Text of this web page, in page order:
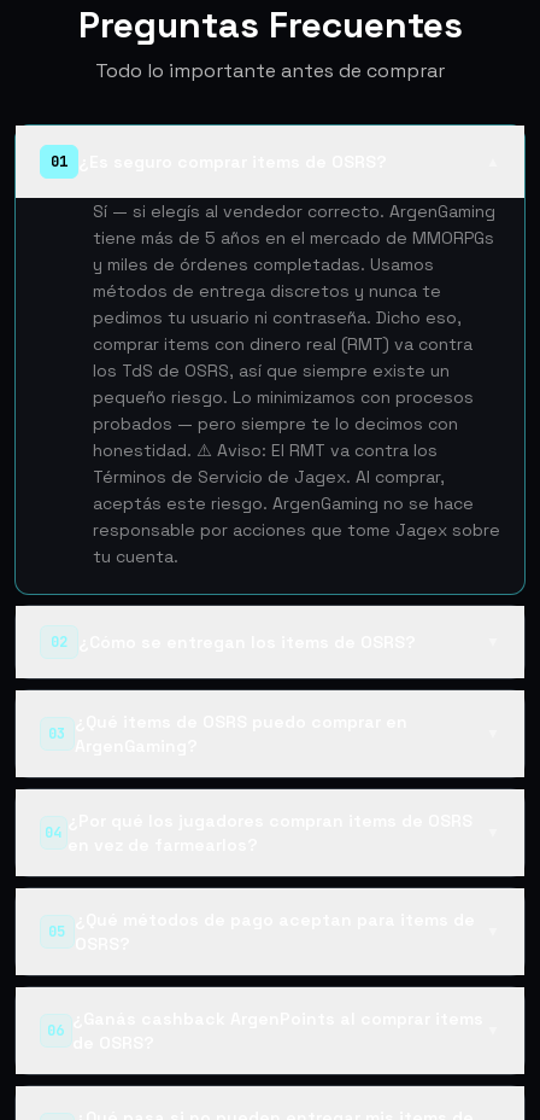
Preguntas Frecuentes
Todo lo importante antes de comprar
01
Sí — si elegís al vendedor correcto. ArgenGaming
tiene más de 5 años en el mercado de MMORPGs
y miles de órdenes completadas. Usamos
métodos de entrega discretos y nunca te
pedimos tu usuario ni contraseña. Dicho eso,
comprar items con dinero real (RMT) va contra
los TdS de OSRS, así que siempre existe un
pequeño riesgo. Lo minimizamos con procesos
probados — pero siempre te lo decimos con
honestidad. ⚠️ Aviso: El RMT va contra los
Términos de Servicio de Jagex. Al comprar,
aceptás este riesgo. ArgenGaming no se hace
responsable por acciones que tome Jagex sobre
tu cuenta.
02
03
¿Qué items de OSRS puedo comprar en
ArgenGaming?
04
¿Por qué los jugadores compran items de OSRS
en vez de farmearlos?
05
¿Qué métodos de pago aceptan para items de
OSRS?
06
¿Ganás cashback ArgenPoints al comprar items
de OSRS?